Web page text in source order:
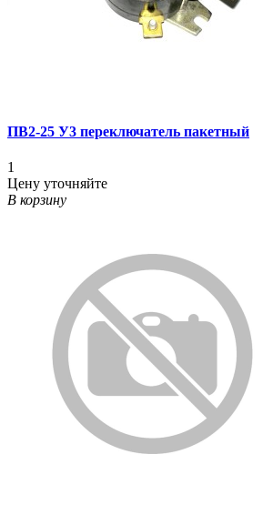
ПВ2-25 У3 переключатель пакетный
1
Цену уточняйте
В корзину